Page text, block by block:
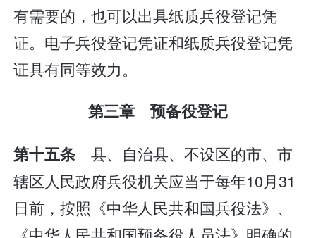
有需要的，也可以出具纸质兵役登记凭
证。电子兵役登记凭证和纸质兵役登记凭
证具有同等效力。
第三章 预备役登记
第十五条县、自治县、不设区的市、市
辖区人民政府兵役机关应当于每年10月31
日前，按照《中华人民共和国兵役法》、